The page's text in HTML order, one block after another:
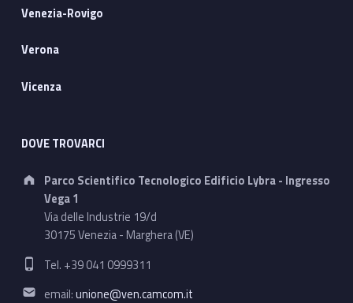
Venezia-Rovigo
Verona
Vicenza
DOVE TROVARCI
Address:
Parco Scientifico Tecnologico Edificio Lybra - Ingresso
Vega 1
Via delle Industrie 19/d
30175 Venezia - Marghera (VE)
Phone number:
Tel. +39 041 0999311
Email address:
email:unione@ven.camcom.it